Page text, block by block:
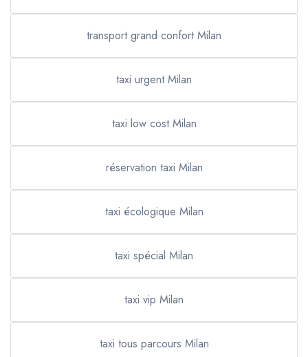
transport grand confort Milan
taxi urgent Milan
taxi low cost Milan
réservation taxi Milan
taxi écologique Milan
taxi spécial Milan
taxi vip Milan
taxi tous parcours Milan